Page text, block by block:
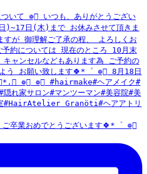
業おめでとうございます🍀*゜ ❁⃘